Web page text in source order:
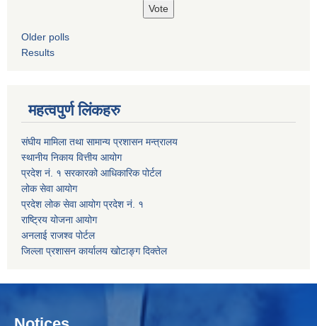
Older polls
Results
महत्वपुर्ण लिंकहरु
संघीय मामिला तथा सामान्य प्रशासन मन्त्रालय
स्थानीय निकाय वित्तीय आयोग
प्रदेश नं. १ सरकारको आधिकारिक पोर्टल
लोक सेवा आयोग
प्रदेश लोक सेवा आयोग प्रदेश नं. १
राष्ट्रिय योजना आयोग
अनलाई राजश्व पोर्टल
जिल्ला प्रशासन कार्यालय खोटाङ्ग दिक्तेल